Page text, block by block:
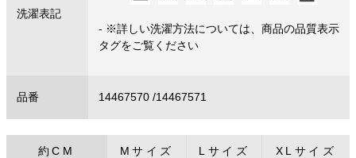
洗濯表記
- ※詳しい洗濯方法については、商品の品質表示
タグをご覧ください
品番 14467570 /14467571
約CM Mサイズ Lサイズ XLサイズ